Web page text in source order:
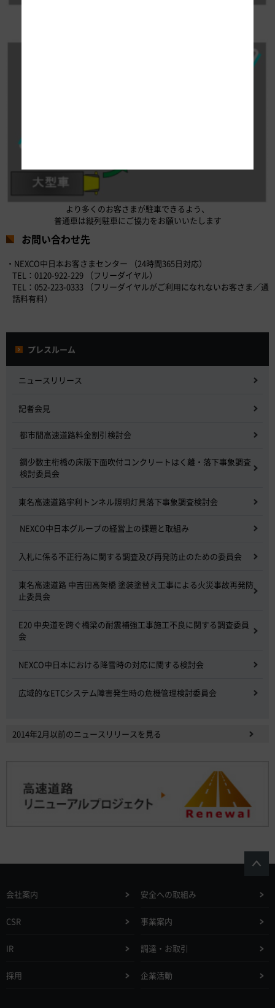
より多くのお客さまが駐車できるよう、
普通車は縦列駐車にご協力をお願いいたします
お問い合わせ先
・NEXCO中日本お客さまセンター （24時間365日対応）
TEL：0120-922-229 （フリーダイヤル）
TEL：052-223-0333 （フリーダイヤルがご利用になれないお客さま／通
話料有料）
プレスルーム
ニュースリリース
記者会見
都市間高速道路料金割引検討会
鋼少数主桁橋の床版下面吹付コンクリートはく離・落下事象調査
検討委員会
東名高速道路宇利トンネル照明灯具落下事象調査検討会
NEXCO中日本グループの経営上の課題と取組み
入札に係る不正行為に関する調査及び再発防止のための委員会
東名高速道路 中吉田高架橋 塗装塗替え工事による火災事故再発防
止委員会
E20 中央道を跨ぐ橋梁の耐震補強工事施工不良に関する調査委員
会
NEXCO中日本における降雪時の対応に関する検討会
広域的なETCシステム障害発生時の危機管理検討委員会
2014年2月以前のニュースリリースを見る
会社案内 安全への取組み
CSR 事業案内
IR 調達・お取引
採用 企業活動